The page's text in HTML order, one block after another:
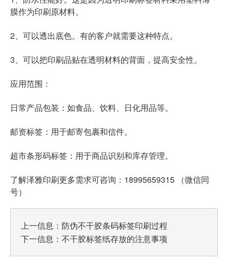
膜作为印刷原材料。
2、可以透出底色。有的客户就需要这种特点。
3、可以把印刷品贴在透明材料的背面，提高安全性。
应用范围：
日常产品包装：如食品、饮料、日化用品等。
邮资标签：用于邮寄包裹和信件。
超市条形码标签：用于商品识别和库存管理。
了解泽雅印刷更多需求可咨询：18995659315 （微信同
号）
上一信息： 防伪不干胶条码标签印刷过程
下一信息： 不干胶标签纸存放的注意事项